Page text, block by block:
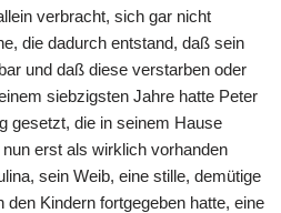
verbracht, sich gar nicht
die dadurch entstand, daß sein
und daß diese verstarben oder
siebzigsten Jahre hatte Peter
gesetzt, die in seinem Hause
erst als wirklich vorhanden
sein Weib, eine stille, demütige
Kindern fortgegeben hatte, eine